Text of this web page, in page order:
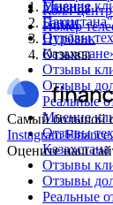
Колл-
Номер
Мнение
Пакистана"
Отзывы
Отзывы
Отзывы
Реальные
Мнение
Отзывы
Казахстана
Отзывы
Отзывы
Реальные
Главная
Банки
Нурбанк
Отзывы
Самый большой
Instagram
Оцените наш